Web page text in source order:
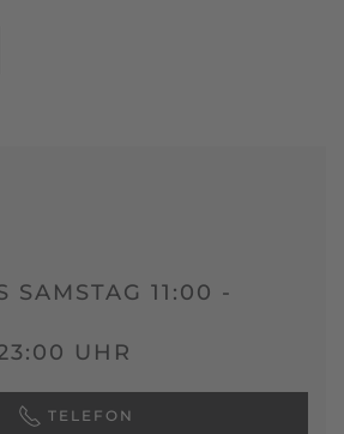
SAMSTAG 11:00 -
UHR
TELEFON